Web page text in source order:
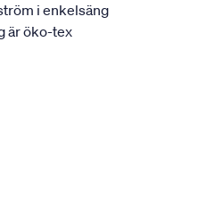
i enkelsäng
är öko-tex